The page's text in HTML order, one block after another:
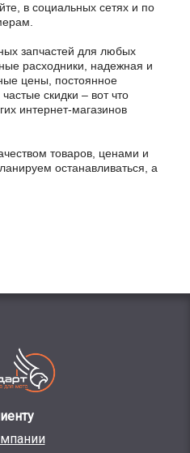
в социальных сетях и по
запчастей для любых
расходники, надежная и
цены, постоянное
скидки – вот что
интернет-магазинов
товаров, ценами и
останавливаться, а